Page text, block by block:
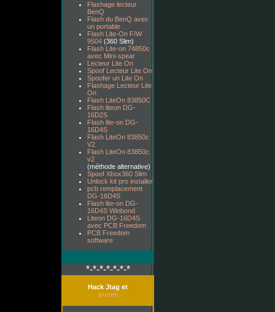
Flashage lecteur
BenQ
Flash du BenQ avec
un portable
Flash Lite-On F/W
9504 (360 Slim)
Flash Lite-on 74850c
avec Mini-spear
Lecteur Lite On
Spoof Lecteur Lite On
Spoofer un Lite On
Flashage Lecteur Lite
On
Flash LiteOn 83850C
Flash liteon DG-
16D2S
Flash lite-on DG-
16D4S
Flash LiteOn 83850c
V2
Flash LiteOn 83850c
v2
(méthode alternative)
Spoof Xbox360 Slim
Unlock kit pro installer
pcb remplacement
DG-16D4S
Flash lite-on DG-
16D4S Winbond
Liteon DG-16D4S
avec PCB Freedom
PCB Freedom
software
*-*-*-*-*-*-*
Hack Jtag et
puces